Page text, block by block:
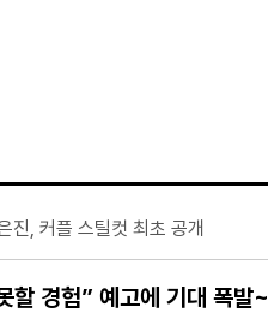
할 경험” 예고에 기대 폭발~